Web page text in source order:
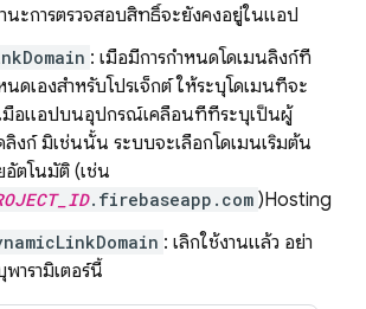
นะการตรวจสอบสิทธิ์จะยังคงอยู่ในแอป
: เมื่อมีการกำหนดโดเมนลิงก์ที่
นดเองสำหรับโปรเจ็กต์ ให้ระบุโดเมนที่จะ
มื่อแอปบนอุปกรณ์เคลื่อนที่ที่ระบุเป็นผู้
ลิงก์ มิเช่นนั้น ระบบจะเลือกโดเมนเริ่มต้น
อัตโนมัติ (เช่น
.firebaseapp.com )Hosting
: เลิกใช้งานแล้ว อย่า
พารามิเตอร์นี้